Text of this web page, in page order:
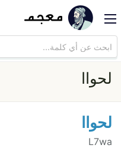
لحواا
لحواا
L7wa